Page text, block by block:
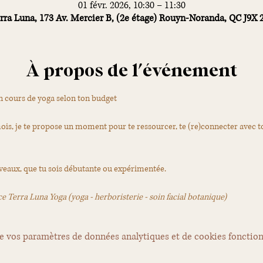
01 févr. 2026, 10:30 – 11:30
Luna, 173 Av. Mercier B, (2e étage) Rouyn-Noranda, QC J9X
À propos de l'événement
de yoga selon ton budget
je te propose un moment pour te ressourcer, te (re)connecter
que tu sois débutante ou expérimentée.
Terra Luna Yoga (yoga - herboristerie - soin facial botanique)
vos paramètres de données analytiques et de cookies